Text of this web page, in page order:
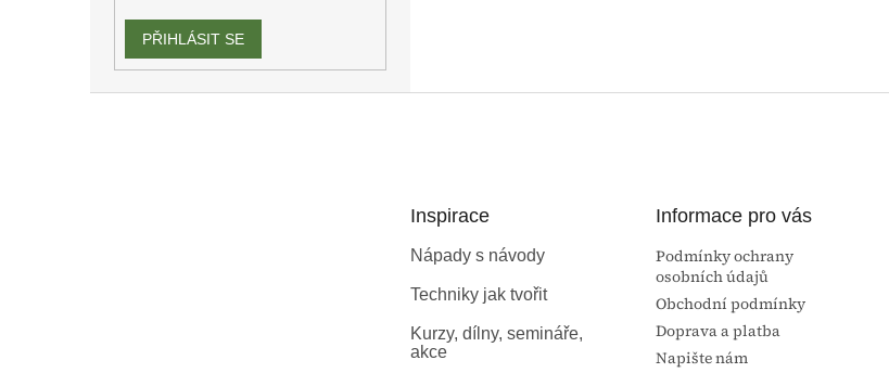
PŘIHLÁSIT SE
Inspirace
Nápady s návody
Techniky jak tvořit
Kurzy, dílny, semináře,
akce
Informace pro vás
Podmínky ochrany
osobních údajů
Obchodní podmínky
Doprava a platba
Napište nám